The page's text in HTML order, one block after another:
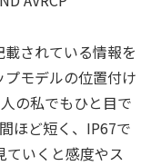
されている情報を
モデルの位置付け
の私でもひと目で
ほど短く、IP67で
ていくと感度やス